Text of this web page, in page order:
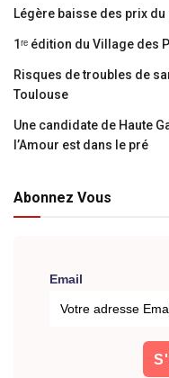
Légère baisse des prix
1ʳᵉ édition du Village
Risques de troubles de
Toulouse
Une candidate de Haute
l’Amour est dans le pré
Abonnez Vous
Email